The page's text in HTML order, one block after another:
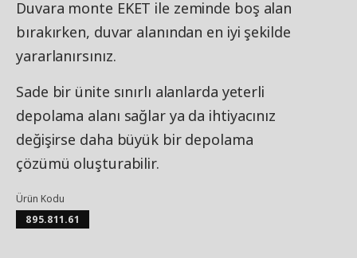
Duvara monte EKET ile zeminde boş alan
bırakırken, duvar alanından en iyi şekilde
yararlanırsınız.
Sade bir ünite sınırlı alanlarda yeterli
depolama alanı sağlar ya da ihtiyacınız
değişirse daha büyük bir depolama
çözümü oluşturabilir.
Ürün Kodu
895.811.61